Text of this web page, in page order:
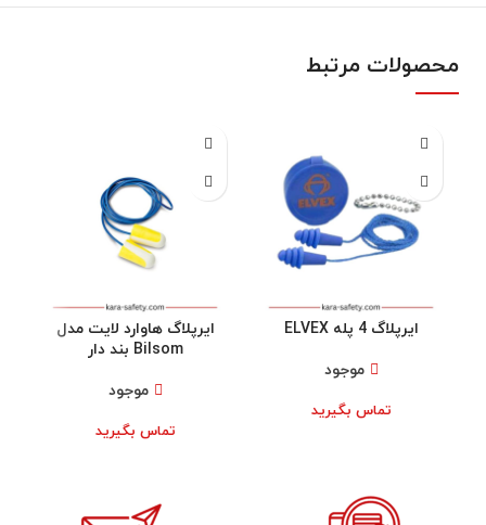
محصولات مرتبط
ایرپلاگ 4 پله ELVEX
موجود
تماس بگیرید
ایرپلاگ هاوارد لایت مدل
Bilsom بند دار
موجود
تماس بگیرید